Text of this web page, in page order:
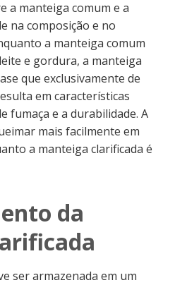
a manteiga comum e a
na composição e no
a manteiga comum
e gordura, a manteiga
que exclusivamente de
em características
fumaça e a durabilidade. A
mais facilmente em
a manteiga clarificada é
da
ser armazenada em um